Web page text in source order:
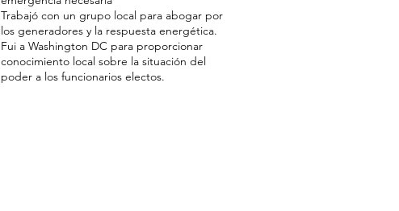
Trabajó con un grupo local para abogar por
los generadores y la respuesta energética.
Fui a Washington DC para proporcionar
conocimiento local sobre la situación del
poder a los funcionarios electos.